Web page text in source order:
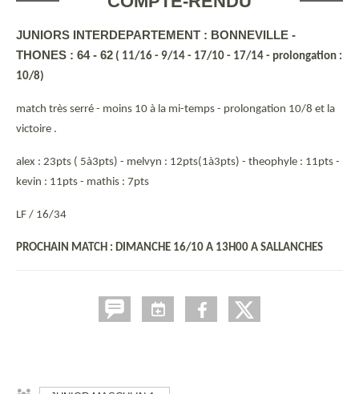
JUNIORS INTERDEPARTEMENT : BONNEVILLE -
THONES : 64 - 62 ( 11/16 - 9/14 - 17/10 - 17/14 - prolongation :
10/8)
match très serré - moins 10 à la mi-temps - prolongation 10/8 et la
victoire .
alex : 23pts ( 5à3pts) - melvyn : 12pts(1à3pts) - theophyle : 11pts -
kevin : 11pts - mathis : 7pts
LF / 16/34
PROCHAIN MATCH : DIMANCHE 16/10 A 13H00 A SALLANCHES